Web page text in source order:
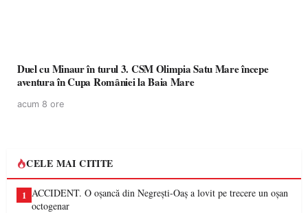
Duel cu Minaur în turul 3. CSM Olimpia Satu Mare începe
aventura în Cupa României la Baia Mare
acum 8 ore
CELE MAI CITITE
1 ACCIDENT. O oșancă din Negrești-Oaș a lovit pe trecere un oșan
octogenar